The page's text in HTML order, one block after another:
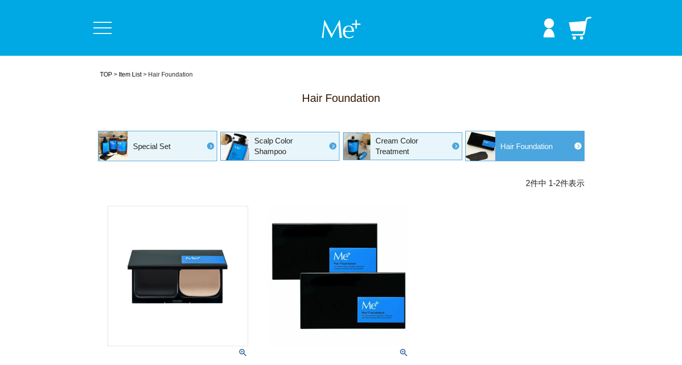
商品一覧
ミープラスについて
TOP Item List Hair Foundation
Hair Foundation
Special Set
Scalp Color
Shampoo
Cream Color
Treatment
Hair Foundation
2件中 1-2件表示